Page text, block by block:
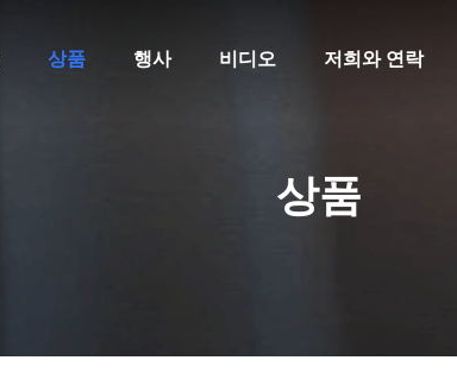
상품 행사 비디오 저희와 연락
상품